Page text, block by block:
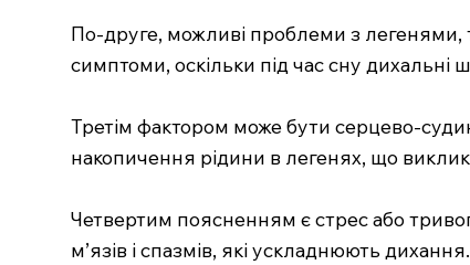
По-друге, можливі проблеми з легенями,
симптоми, оскільки під час сну
Третім фактором може бути серцево-
накопичення рідини в легенях, що
Четвертим поясненням є стрес або
м’язів і спазмів, які ускладнюють дихання.